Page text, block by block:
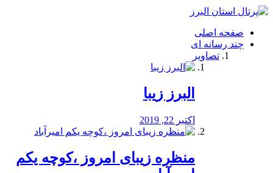
فصد
شرق
تهران
خشکشویی
صفحه اصلی
چند رسانه ای
تصاویر
البرز زیبا
اکتبر 22, 2019
منظره‌‌ زیبای امروز ،کوچه یکم